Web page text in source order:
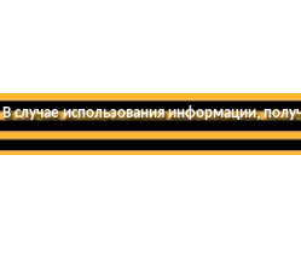
В случае использования информации,